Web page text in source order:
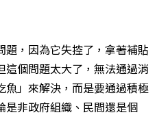
，因為它失控了，拿著補貼
個問題太大了，無法通過消
魚」來解決，而是要通過積極
非政府組織、民間還是個